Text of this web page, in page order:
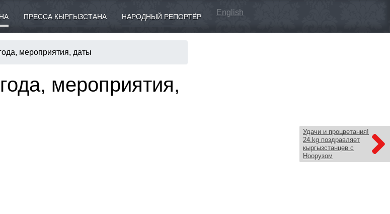
ПРЕССА КЫРГЫЗСТАНА НАРОДНЫЙ РЕПОРТЁР English
мероприятия, даты
Удачи и процветания!
24.kg поздравляет
кыргызстанцев с
Ноорузом
мероприятия,